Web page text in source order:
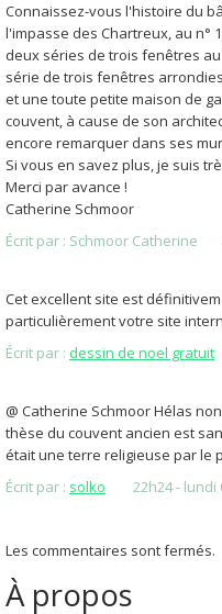
Connaissez-vous l'histoire du
l'impasse des Chartreux, au n°
deux séries de trois fenêtres
série de trois fenêtres
et une toute petite maison de
couvent, à cause de son
encore remarquer dans ses
Si vous en savez plus, je suis
Merci par avance !
Catherine Schmoor
Écrit par : Schmoor Catherine
Cet excellent site est
particulièrement votre site
Écrit par : dessin de noel gratuit
@ Catherine Schmoor Hélas
thèse du couvent ancien est
était une terre religieuse par le
Écrit par : solko 22h24- lundi
Les commentaires sont fermés.
À propos